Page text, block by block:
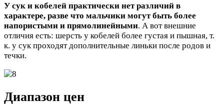
У сук и кобелей практически нет различий в
характере, разве что мальчики могут быть более
напористыми и прямолинейными. А вот внешние
отличия есть: шерсть у кобелей более густая и пышная, т.
к. у сук проходят дополнительные линьки после родов и
течки.
Диапазон цен